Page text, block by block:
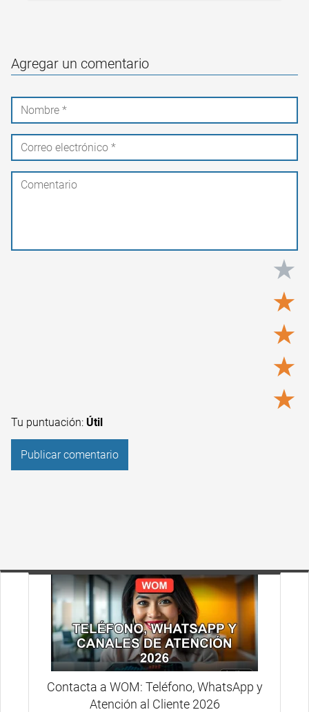
Agregar un comentario
★
★
★
★
★
Tu puntuación: Útil
Contacta a WOM: Teléfono, WhatsApp y
Atención al Cliente 2026